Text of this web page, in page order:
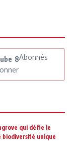
8Abonnés
qui défie le
unique